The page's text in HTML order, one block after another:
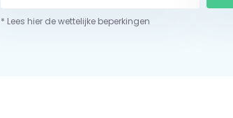
* Lees hier de wettelijke beperkingen